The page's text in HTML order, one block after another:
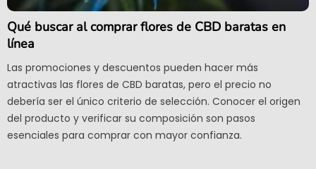
Qué buscar al comprar flores de CBD baratas en
línea
Las promociones y descuentos pueden hacer más
atractivas las flores de CBD baratas, pero el precio no
debería ser el único criterio de selección. Conocer el origen
del producto y verificar su composición son pasos
esenciales para comprar con mayor confianza.